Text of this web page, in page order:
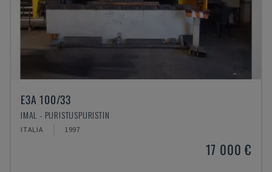
E3A 100/33
IMAL - PURISTUSPURISTIN
ITALIA 1997
17 000 €